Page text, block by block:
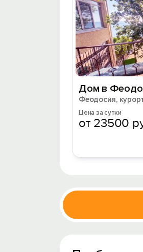
Дом в
Феодосия,
Цена за сутки
от 23500